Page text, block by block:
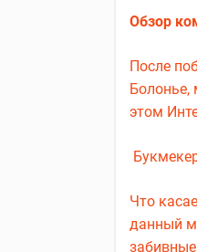
Обзор
После
Болонье,
этом
Что
данный